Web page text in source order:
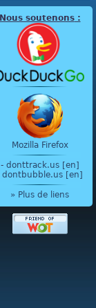
Nous soutenons:
Mozilla Firefox
- donttrack.us [en]
dontbubble.us [en]
» Plus de liens